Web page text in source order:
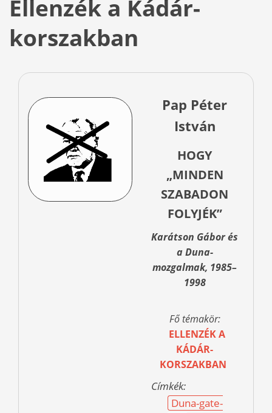
Ellenzék a Kádár-
korszakban
Pap Péter
István
HOGY
„MINDEN
SZABADON
FOLYJÉK”
Karátson Gábor és
a Duna-
mozgalmak, 1985–
1998
Fő témakör:
ELLENZÉK A
KÁDÁR-
KORSZAKBAN
Címkék:
Duna-gate-